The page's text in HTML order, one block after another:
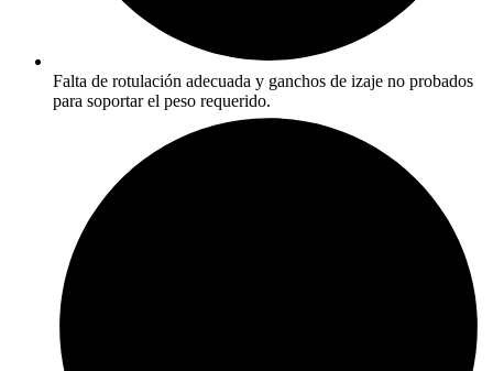
Falta de rotulación adecuada y ganchos de izaje no probados
para soportar el peso requerido.